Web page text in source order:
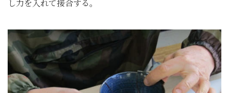
し力を入れて接合する。